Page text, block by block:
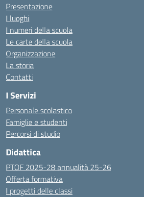
Presentazione
I luoghi
I numeri della scuola
Le carte della scuola
Organizzazione
La storia
Contatti
I Servizi
Personale scolastico
Famiglie e studenti
Percorsi di studio
Didattica
PTOF 2025-28 annualità 25-26
Offerta formativa
I progetti delle classi